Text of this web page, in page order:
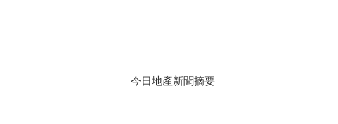
今日地產新聞摘要